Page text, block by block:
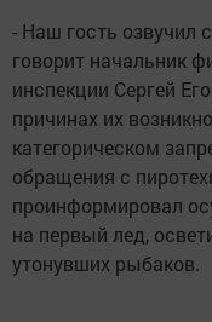
- Наш гость озвучил
говорит начальник
инспекции Сергей
причинах их
категорическом
обращения с
проинформировал
на первый лед,
утонувших рыбаков.